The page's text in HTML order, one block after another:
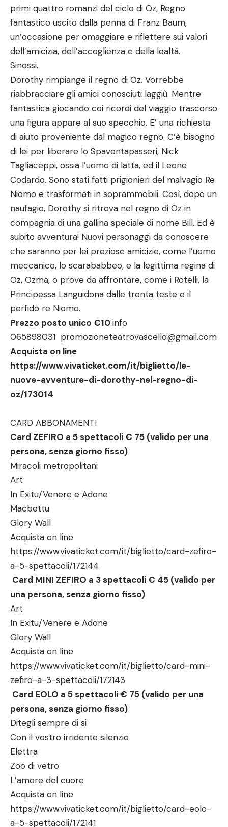
primi quattro romanzi del ciclo di Oz, Regno
fantastico uscito dalla penna di Franz Baum,
un’occasione per omaggiare e riflettere sui valori
dell’amicizia, dell’accoglienza e della lealtà.
Sinossi.
Dorothy rimpiange il regno di Oz. Vorrebbe
riabbracciare gli amici conosciuti laggiù. Mentre
fantastica giocando coi ricordi del viaggio trascorso
una figura appare al suo specchio. E’ una richiesta
di aiuto proveniente dal magico regno. C’è bisogno
di lei per liberare lo Spaventapasseri, Nick
Tagliaceppi, ossia l’uomo di latta, ed il Leone
Codardo. Sono stati fatti prigionieri del malvagio Re
Niomo e trasformati in soprammobili. Così, dopo un
naufagio, Dorothy si ritrova nel regno di Oz in
compagnia di una gallina speciale di nome Bill. Ed è
subito avventura! Nuovi personaggi da conoscere
che saranno per lei preziose amicizie, come l’uomo
meccanico, lo scarababbeo, e la legittima regina di
Oz, Ozma, o prove da affrontare, come i Rotelli, la
Principessa Languidona dalle trenta teste e il
perfido re Niomo.
Prezzo posto unico €10info
065898031 promozioneteatrovascello@gmail.com
Acquista on line
https://www.vivaticket.com/it/biglietto/le-
nuove-avventure-di-dorothy-nel-regno-di-
oz/173014
CARD ABBONAMENTI
Card ZEFIRO a 5 spettacoli € 75 (valido per una
persona, senza giorno fisso)
Miracoli metropolitani
Art
In Exitu/Venere e Adone
Macbettu
Glory Wall
Acquista on line
https://www.vivaticket.com/it/biglietto/card-zefiro-
a-5-spettacoli/172144
Card MINI ZEFIRO a 3 spettacoli € 45 (valido per
una persona, senza giorno fisso)
Art
In Exitu/Venere e Adone
Glory Wall
Acquista on line
https://www.vivaticket.com/it/biglietto/card-mini-
zefiro-a-3-spettacoli/172143
Card EOLO a 5 spettacoli € 75 (valido per una
persona, senza giorno fisso)
Ditegli sempre di si
Con il vostro irridente silenzio
Elettra
Zoo di vetro
L’amore del cuore
Acquista on line
https://www.vivaticket.com/it/biglietto/card-eolo-
a-5-spettacoli/172141